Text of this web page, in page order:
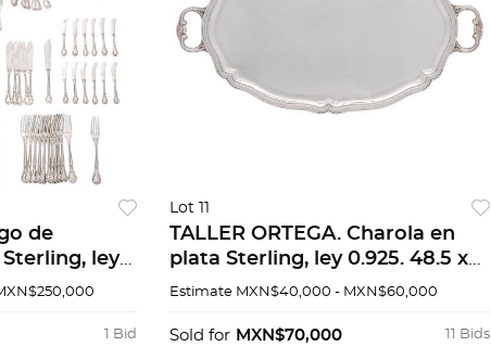
de
ley
9,750 g.
1 Bid
Lot 11
TALLER ORTEGA. Charola en
plata Sterling, ley 0.925. 48.5 x
82 cm. Peso: 4,662.4 g.
Estimate MXN$40,000 - MXN$60,000
11 Bids
Sold for MXN$70,000